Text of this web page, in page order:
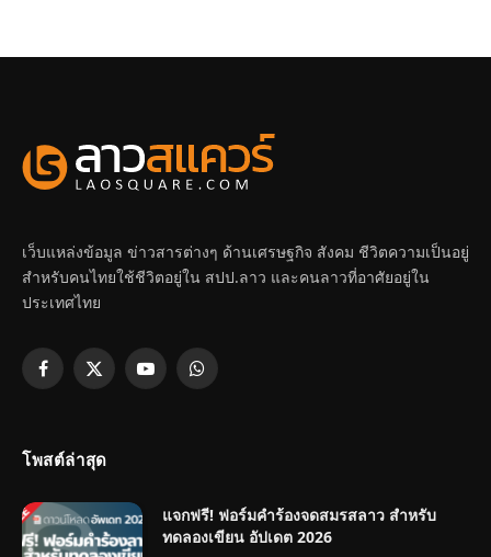
เว็บแหล่งข้อมูล ข่าวสารต่างๆ ด้านเศรษฐกิจ สังคม ชีวิตความเป็นอยู่
สำหรับคนไทยใช้ชีวิตอยู่ใน สปป.ลาว และคนลาวที่อาศัยอยู่ใน
ประเทศไทย
Facebook
X
YouTubeWhatsApp
โพสต์ล่าสุด
แจกฟรี! ฟอร์มคำร้องจดสมรสลาว สำหรับ
ทดลองเขียน อัปเดต 2026